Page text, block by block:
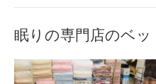
眠りの専門店のベッ